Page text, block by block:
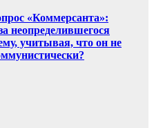
«Коммерсанта»:
неопределившегося
учитывая, что он не